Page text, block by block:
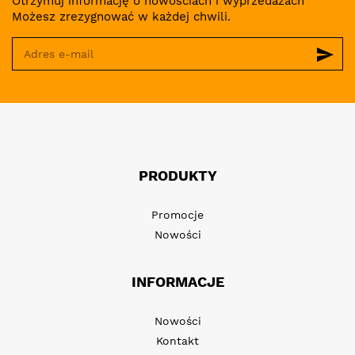
Możesz zrezygnować w każdej chwili.
send
PRODUKTY
Promocje
Nowości
INFORMACJE
Nowości
Kontakt